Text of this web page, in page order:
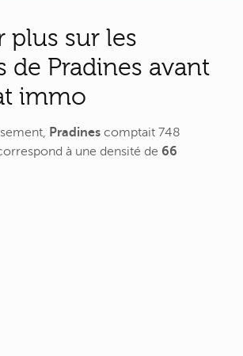
plus sur les
de Pradines avant
immo
Pradines comptait 748
à une densité de 66